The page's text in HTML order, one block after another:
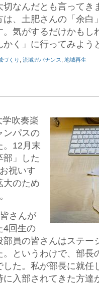
切なんだとも言ってき
は、土肥さんの「余
気がするだけかもし
く」に行ってみよう
づくり 流域ガバナンス 地域再生
吹奏楽
ンパスの
。12月末
部」した
祝いす
大のため
さんが
4回生の
員の皆さんはステー
というわけで、部長
た。私が部長に就任
に入部されてきた方達